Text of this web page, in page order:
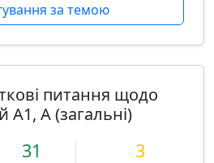
за темою
питання щодо
A1, A (загальні)
31 3